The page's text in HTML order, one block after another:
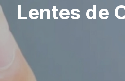
Lentes de